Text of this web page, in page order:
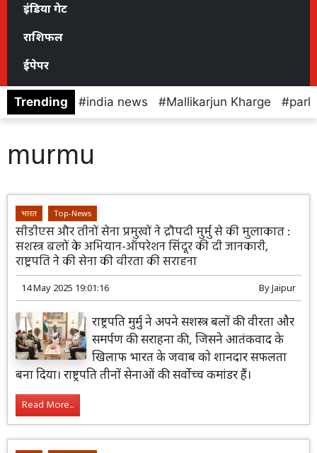
इंडिया गेट
राशिफल
ईपेपर
Trending india news Mallikarjun Kharge
murmu
भारत Top-News
सीडीएस और तीनों सेना प्रमुखों ने द्रौपदी मुर्मु से की मुलाकात :
सशस्त्र बलों के अभियान-ऑपरेशन सिंदूर की दी जानकारी,
राष्ट्रपति ने की सेना की वीरता की सराहना
14 May 2025 19:01:16 ByJaipur
राष्ट्रपति मुर्मु ने अपने सशस्त्र बलों की वीरता और
समर्पण की सराहना की, जिसने आतंकवाद के
खिलाफ भारत के जवाब को शानदार सफलता
बना दिया। राष्ट्रपति तीनों सेनाओं की सर्वोच्च कमांडर हैं।
Read More...